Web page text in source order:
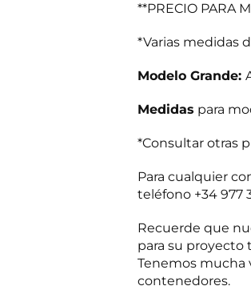
**PRECIO PARA
*Varias medidas
Modelo Grande:
Medidas para
*Consultar otras
Para cualquier
teléfono +34 977
Recuerde que
para su proyecto
Tenemos mucha
contenedores.